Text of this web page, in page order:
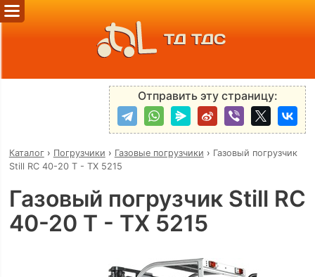
ТД ТДС
Отправить эту страницу:
Каталог› Погрузчики › Газовые погрузчики › Газовый погрузчик
Still RC 40-20 T - TX 5215
Газовый погрузчик Still RC
40-20 T - TX 5215